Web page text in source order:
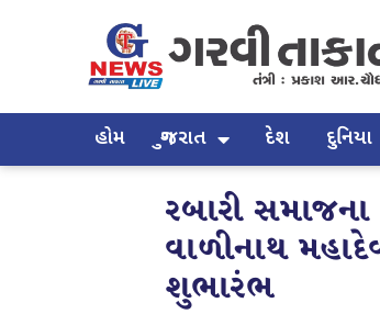
હોમ ગુજરાત દેશ દુનિયા
રબારી
વાળીનાથ
શુભારંભ